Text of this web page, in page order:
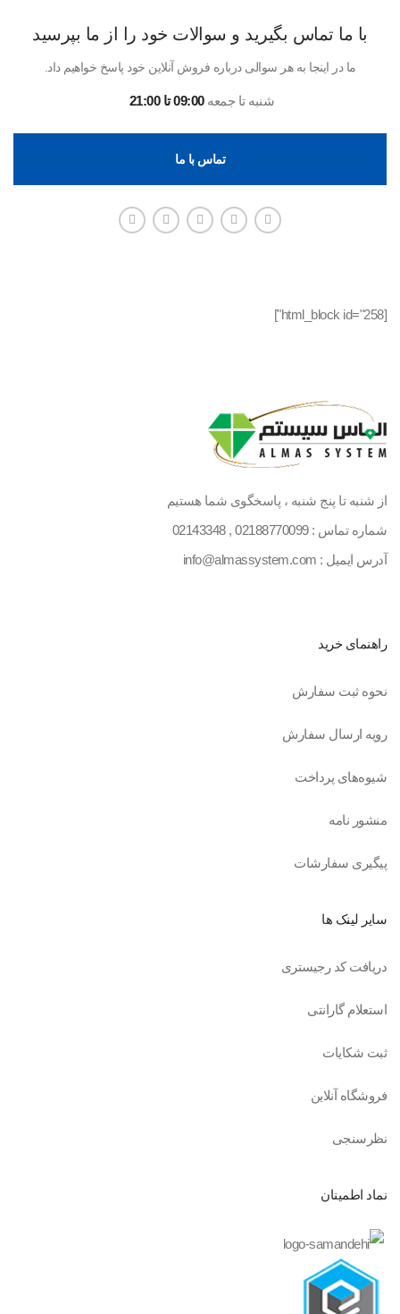
با ما تماس بگیرید و سوالات خود را از ما بپرسید
ما در اینجا به هر سوالی درباره فروش آنلاین خود پاسخ خواهیم داد.
شنبه تا جمعه09:00 تا 21:00
تماس با ما
[html_block id="258"]
از شنبه تا پنج شنبه ، پاسخگوی شما هستیم
شماره تماس :02188770099
,
02143348
آدرس ایمیل : info@almassystem.com
راهنمای خرید
نحوه ثبت سفارش
رویه ارسال سفارش
شیوه‌های پرداخت
منشور نامه
پیگیری سفارشات
سایر لینک ها
دریافت کد رجیستری
استعلام گارانتی
ثبت شکایات
فروشگاه آنلاین
نظرسنجی
نماد اطمینان